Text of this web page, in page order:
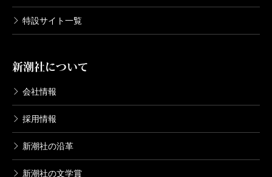
特設サイト一覧
新潮社について
会社情報
採用情報
新潮社の沿革
新潮社の文学賞